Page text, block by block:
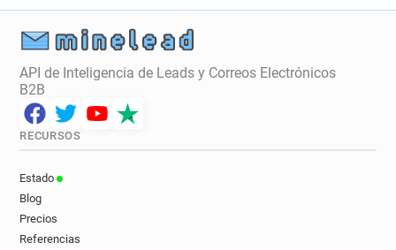
k*********@ca-centreloire.fr
r************@ca-centreloire.fr
d************@ca-centreloire.fr
z*******@ca-centreloire.fr
p*****@ca-centreloire.fr
v*******@ca-centreloire.fr
n********@ca-centreloire.fr
s*********@ca-centreloire.fr
API de Inteligencia de Leads y Correos Electrónicos
B2B
RECURSOS
Estado
Blog
Precios
Referencias